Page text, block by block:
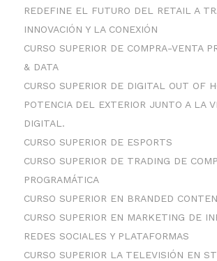
REDEFINE EL FUTURO DEL RETAIL A
INNOVACIÓN Y LA CONEXIÓN
CURSO SUPERIOR DE COMPRA-VENTA
& DATA
CURSO SUPERIOR DE DIGITAL OUT OF
POTENCIA DEL EXTERIOR JUNTO A LA
DIGITAL.
CURSO SUPERIOR DE ESPORTS
CURSO SUPERIOR DE TRADING DE
PROGRAMÁTICA
CURSO SUPERIOR EN BRANDED
CURSO SUPERIOR EN MARKETING DE
REDES SOCIALES Y PLATAFORMAS
CURSO SUPERIOR LA TELEVISIÓN EN